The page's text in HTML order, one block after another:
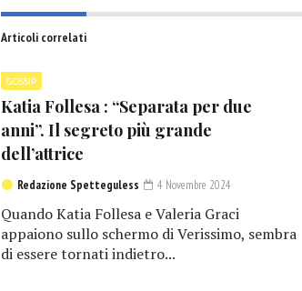
Articoli correlati
GOSSIP
Katia Follesa : “Separata per due
anni”. Il segreto più grande
dell’attrice
Redazione Spetteguless 4 Novembre 2024
Quando Katia Follesa e Valeria Graci
appaiono sullo schermo di Verissimo, sembra
di essere tornati indietro...